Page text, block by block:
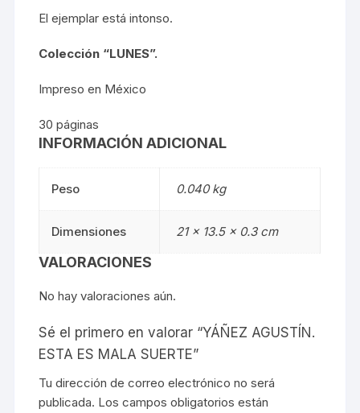
El ejemplar está intonso.
Colección “LUNES”.
Impreso en México
30 páginas
INFORMACIÓN ADICIONAL
Peso 0.040 kg
Dimensiones 21 × 13.5 × 0.3 cm
VALORACIONES
No hay valoraciones aún.
Sé el primero en valorar “YÁÑEZ AGUSTÍN.
ESTA ES MALA SUERTE”
Tu dirección de correo electrónico no será
publicada. Los campos obligatorios están